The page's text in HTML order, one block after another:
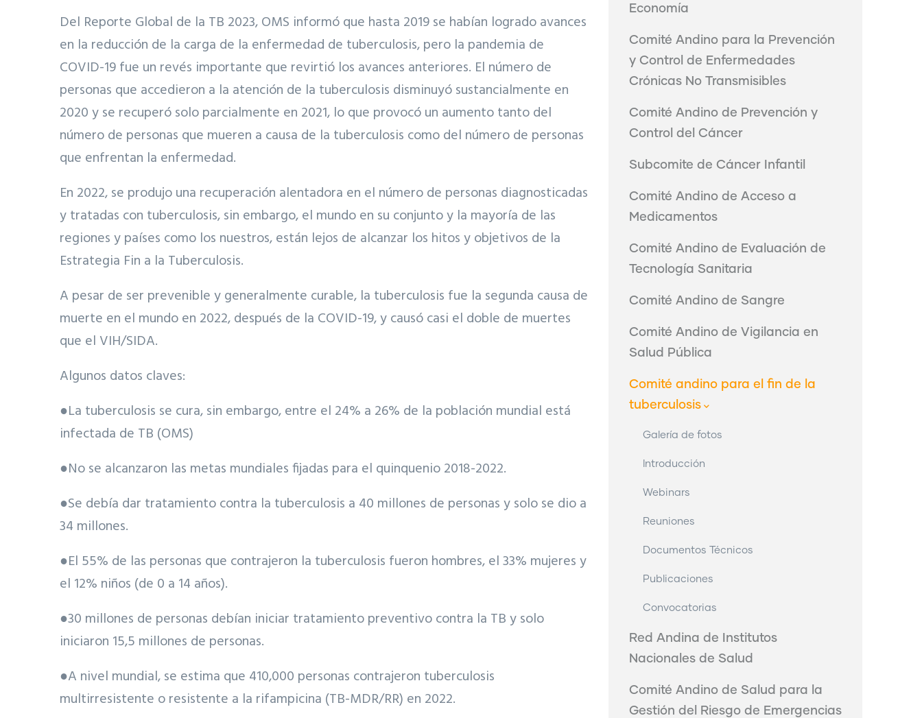
Del Reporte Global de la TB 2023, OMS informó que hasta 2019 se habían logrado avances
en la reducción de la carga de la enfermedad de tuberculosis, pero la pandemia de
COVID-19 fue un revés importante que revirtió los avances anteriores. El número de
personas que accedieron a la atención de la tuberculosis disminuyó sustancialmente en
2020 y se recuperó solo parcialmente en 2021, lo que provocó un aumento tanto del
número de personas que mueren a causa de la tuberculosis como del número de personas
que enfrentan la enfermedad.
En 2022, se produjo una recuperación alentadora en el número de personas diagnosticadas
y tratadas con tuberculosis, sin embargo, el mundo en su conjunto y la mayoría de las
regiones y países como los nuestros, están lejos de alcanzar los hitos y objetivos de la
Estrategia Fin a la Tuberculosis.
A pesar de ser prevenible y generalmente curable, la tuberculosis fue la segunda causa de
muerte en el mundo en 2022, después de la COVID-19, y causó casi el doble de muertes
que el VIH/SIDA.
Algunos datos claves:
●La tuberculosis se cura, sin embargo, entre el 24% a 26% de la población mundial está
infectada de TB (OMS)
●No se alcanzaron las metas mundiales fijadas para el quinquenio 2018-2022.
●Se debía dar tratamiento contra la tuberculosis a 40 millones de personas y solo se dio a
34 millones.
●El 55% de las personas que contrajeron la tuberculosis fueron hombres, el 33% mujeres y
el 12% niños (de 0 a 14 años).
●30 millones de personas debían iniciar tratamiento preventivo contra la TB y solo
iniciaron 15,5 millones de personas.
●A nivel mundial, se estima que 410,000 personas contrajeron tuberculosis
multirresistente o resistente a la rifampicina (TB-MDR/RR) en 2022.
Economía
Comité Andino para la Prevención
y Control de Enfermedades
Crónicas No Transmisibles
Comité Andino de Prevención y
Control del Cáncer
Subcomite de Cáncer Infantil
Comité Andino de Acceso a
Medicamentos
Comité Andino de Evaluación de
Tecnología Sanitaria
Comité Andino de Sangre
Comité Andino de Vigilancia en
Salud Pública
Comité andino para el fin de la
tuberculosis
Galería de fotos
Introducción
Webinars
Reuniones
Documentos Técnicos
Publicaciones
Convocatorias
Red Andina de Institutos
Nacionales de Salud
Comité Andino de Salud para la
Gestión del Riesgo de Emergencias